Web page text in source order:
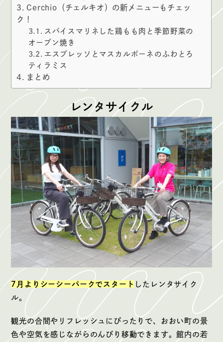
Cerchio（チェルキオ）の新メニューもチェッ
ク！
スパイスマリネした鶏もも肉と季節野菜の
オーブン焼き
エスプレッソとマスカルポーネのふわとろ
ティラミス
まとめ
レンタサイクル
7月よりシーシーパークでスタート したレンタサイク
ル。
観光の合間やリフレッシュにぴったりで、おおい町の景
色や空気を感じながらのんびり移動できます。館内の若